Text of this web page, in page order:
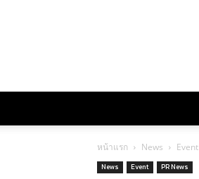
หน้าแรก News Event
News Event PR News